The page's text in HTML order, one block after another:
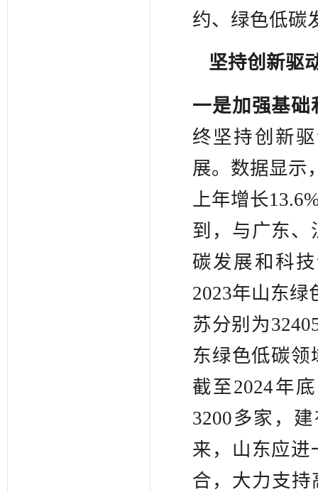
约、绿色低碳
坚持创新驱
一是加强基础
终坚持创新
展。数据显示
上年增长
到，与广东、
碳发展和科
2023年山东绿
苏分别为
东绿色低碳领
截至2024年
3200多家，
来，山东应进
合，大力支持